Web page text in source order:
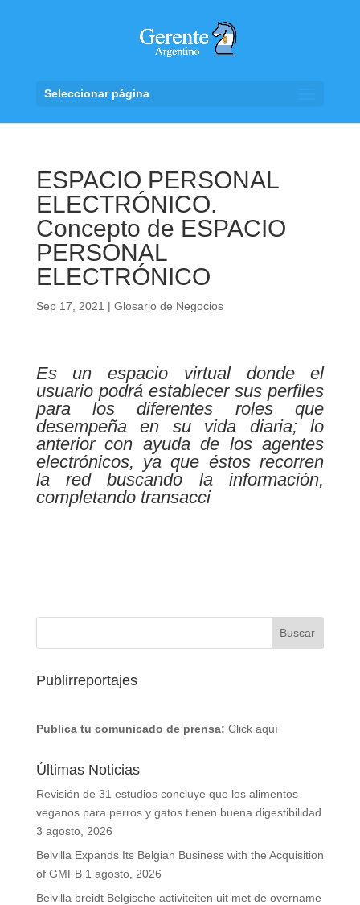
Seleccionar página
ESPACIO PERSONAL
ELECTRÓNICO.
Concepto de ESPACIO
PERSONAL
ELECTRÓNICO
Sep 17, 2021 | Glosario de Negocios
Es un espacio virtual donde el
usuario podrá establecer sus perfiles
para los diferentes roles que
desempeña en su vida diaria; lo
anterior con ayuda de los agentes
electrónicos, ya que éstos recorren
la red buscando la información,
completando transacci
Publirreportajes
Publica tu comunicado de prensa: Click aquí
Últimas Noticias
Revisión de 31 estudios concluye que los alimentos
veganos para perros y gatos tienen buena digestibilidad
3 agosto, 2026
Belvilla Expands Its Belgian Business with the Acquisition
of GMFB 1 agosto, 2026
Belvilla breidt Belgische activiteiten uit met de overname